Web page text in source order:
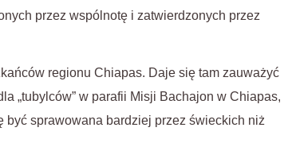
przez wspólnotę i zatwierdzonych przez
regionu Chiapas. Daje się tam zauważyć
„tubylców” w parafii Misji Bachajon w Chiapas,
być sprawowana bardziej przez świeckich niż